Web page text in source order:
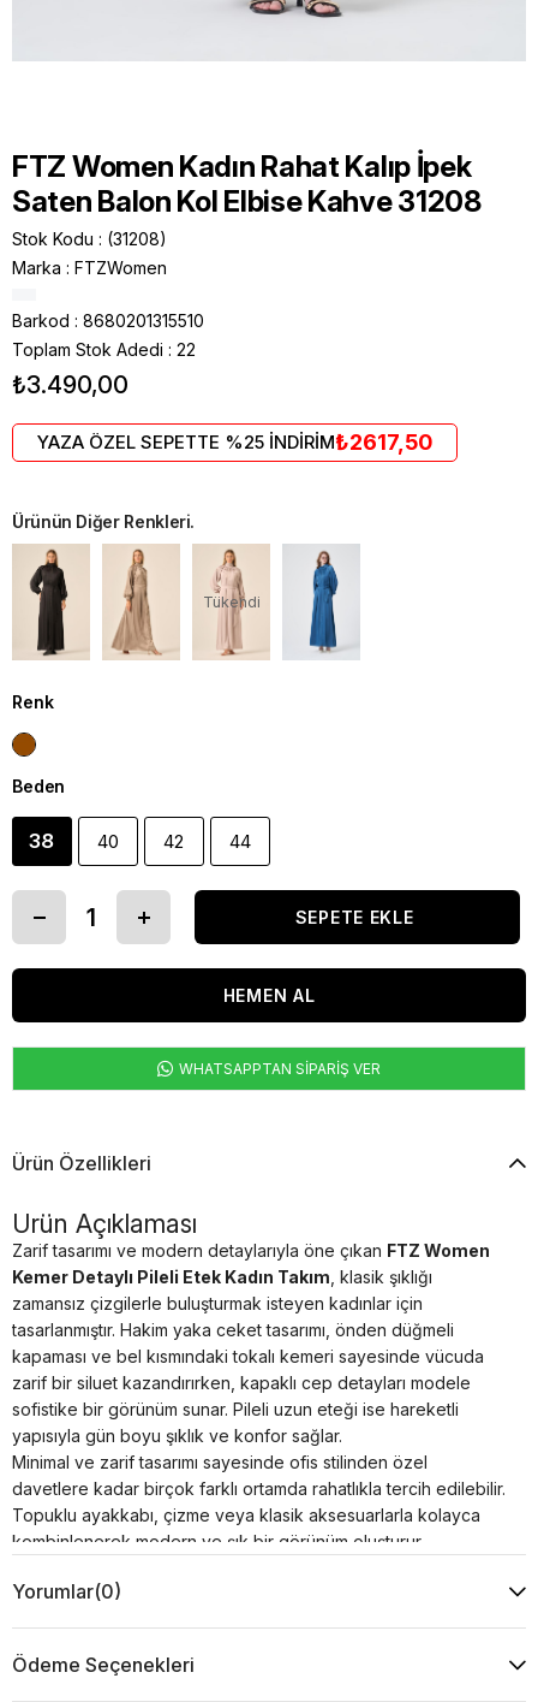
FTZ Women Kadın Rahat Kalıp İpek
Saten Balon Kol Elbise Kahve 31208
Stok Kodu
(31208)
Marka : FTZWomen
Barkod : 8680201315510
Toplam Stok Adedi : 22
₺3.490,00
YAZA ÖZEL SEPETTE %25 İNDİRİM₺2617,50
Ürünün Diğer Renkleri.
Tükendi
Renk
Beden
38 40 42 44
WHATSAPPTAN SİPARİŞ VER
Ürün Özellikleri
Ürün Açıklaması
Zarif tasarımı ve modern detaylarıyla öne çıkan FTZ Women
Kemer Detaylı Pileli Etek Kadın Takım , klasik şıklığı
zamansız çizgilerle buluşturmak isteyen kadınlar için
tasarlanmıştır. Hakim yaka ceket tasarımı, önden düğmeli
kapaması ve bel kısmındaki tokalı kemeri sayesinde vücuda
zarif bir siluet kazandırırken, kapaklı cep detayları modele
sofistike bir görünüm sunar. Pileli uzun eteği ise hareketli
yapısıyla gün boyu şıklık ve konfor sağlar.
Minimal ve zarif tasarımı sayesinde ofis stilinden özel
davetlere kadar birçok farklı ortamda rahatlıkla tercih edilebilir.
Topuklu ayakkabı, çizme veya klasik aksesuarlarla kolayca
kombinlenerek modern ve şık bir görünüm oluşturur.
Kumaş:Dokuma Kumaş
Kapama:Ön Düğmeli
Yorumlar(0)
Ödeme Seçenekleri